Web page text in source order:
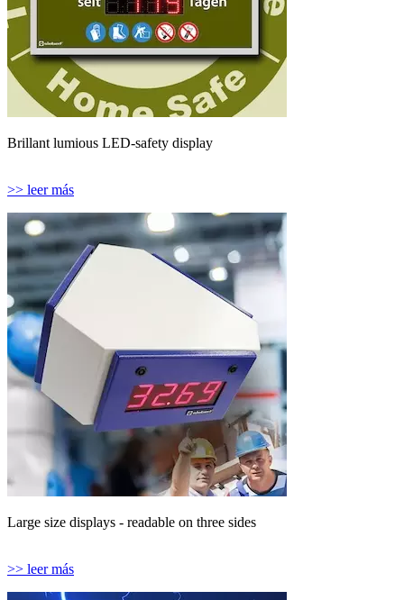
Brillant lumious LED-safety display
>> leer más
Large size displays - readable on three sides
>> leer más